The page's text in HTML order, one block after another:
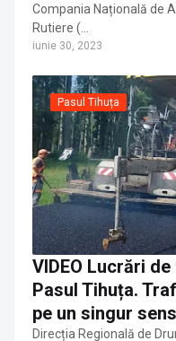
lățimea de 4,30
Compania Națională de
Rutiere (…
iunie 30, 2023
Pasul Tihuța
VIDEO Lucrări
Pasul Tihuța.
pe un singur
piloți
Direcția Regională de